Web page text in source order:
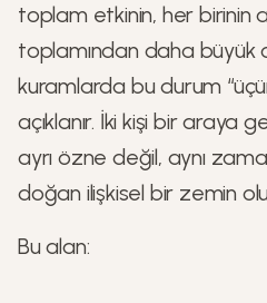
toplam etkinin, her birinin
toplamından daha büyük
kuramlarda bu durum
açıklanır. İki kişi bir araya
ayrı özne değil, aynı
doğan ilişkisel bir zemin
Bu alan: